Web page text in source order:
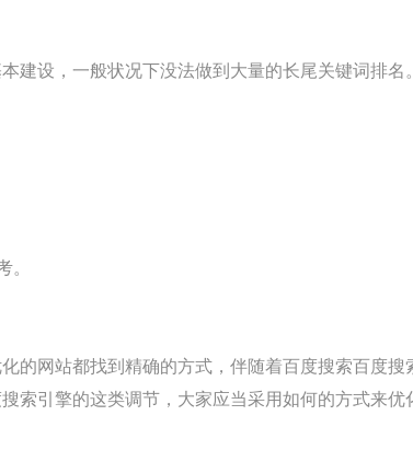
建设，一般状况下没法做到大量的长尾关键词排名。
。
的网站都找到精确的方式，伴随着百度搜索百度
引擎的这类调节，大家应当采用如何的方式来优